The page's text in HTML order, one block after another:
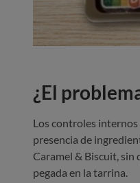
¿El
Los controles internos
presencia de
Caramel & Biscuit, sin
pegada en la tarrina.